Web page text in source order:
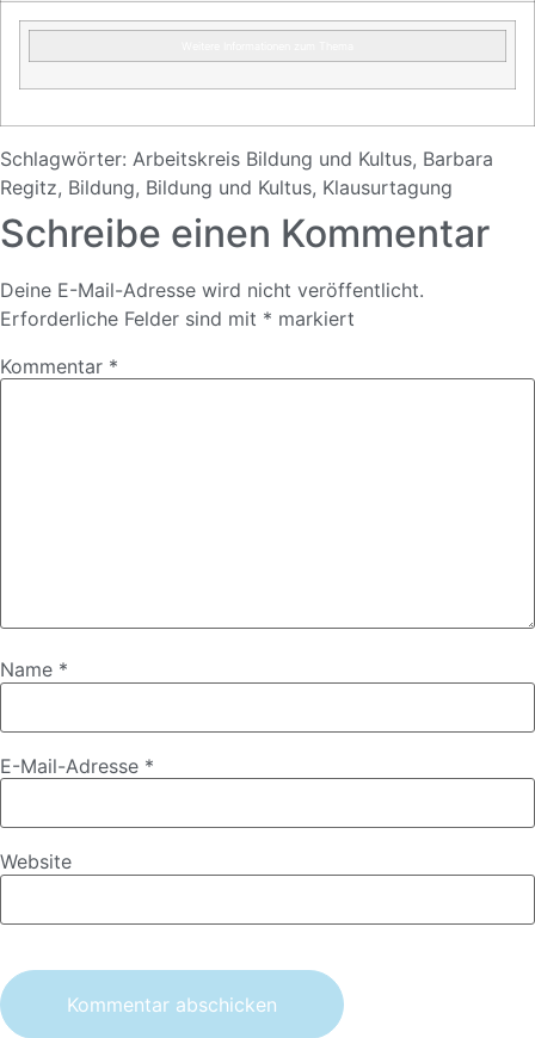
Schlagwörter: Arbeitskreis Bildung und Kultus, Barbara
Regitz, Bildung, Bildung und Kultus, Klausurtagung
Schreibe einen Kommentar
Deine E-Mail-Adresse wird nicht veröffentlicht.
Erforderliche Felder sind mit * markiert
Kommentar *
Name *
E-Mail-Adresse *
Website